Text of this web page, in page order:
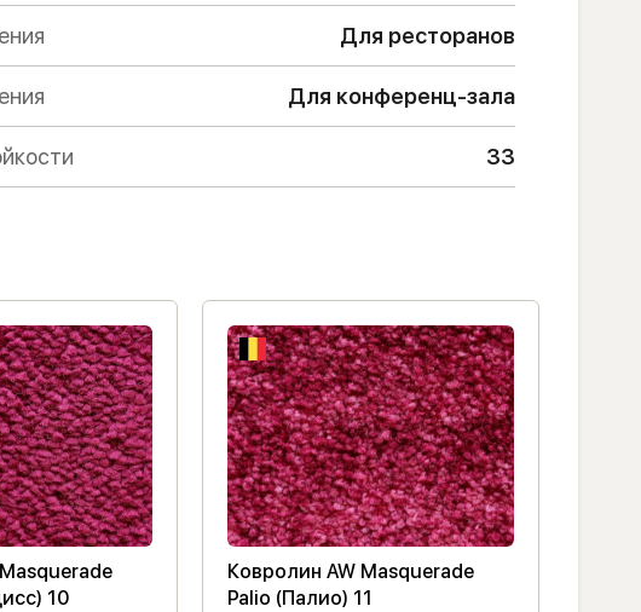
Для ресторанов
Для конференц-зала
33
10
Ковролин AW Masquerade
Palio (Палио) 11